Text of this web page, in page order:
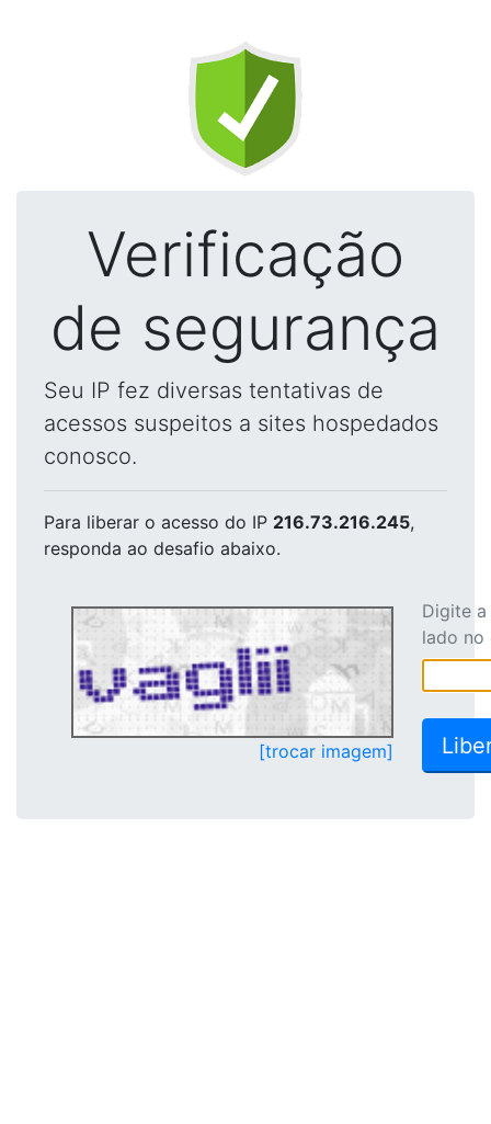
Verificação
de segurança
Seu IP fez diversas tentativas de
acessos suspeitos a sites hospedados
conosco.
Para liberar o acesso do IP 216.73.216.245,
responda ao desafio abaixo.
[trocar imagem]
Digite
lado no